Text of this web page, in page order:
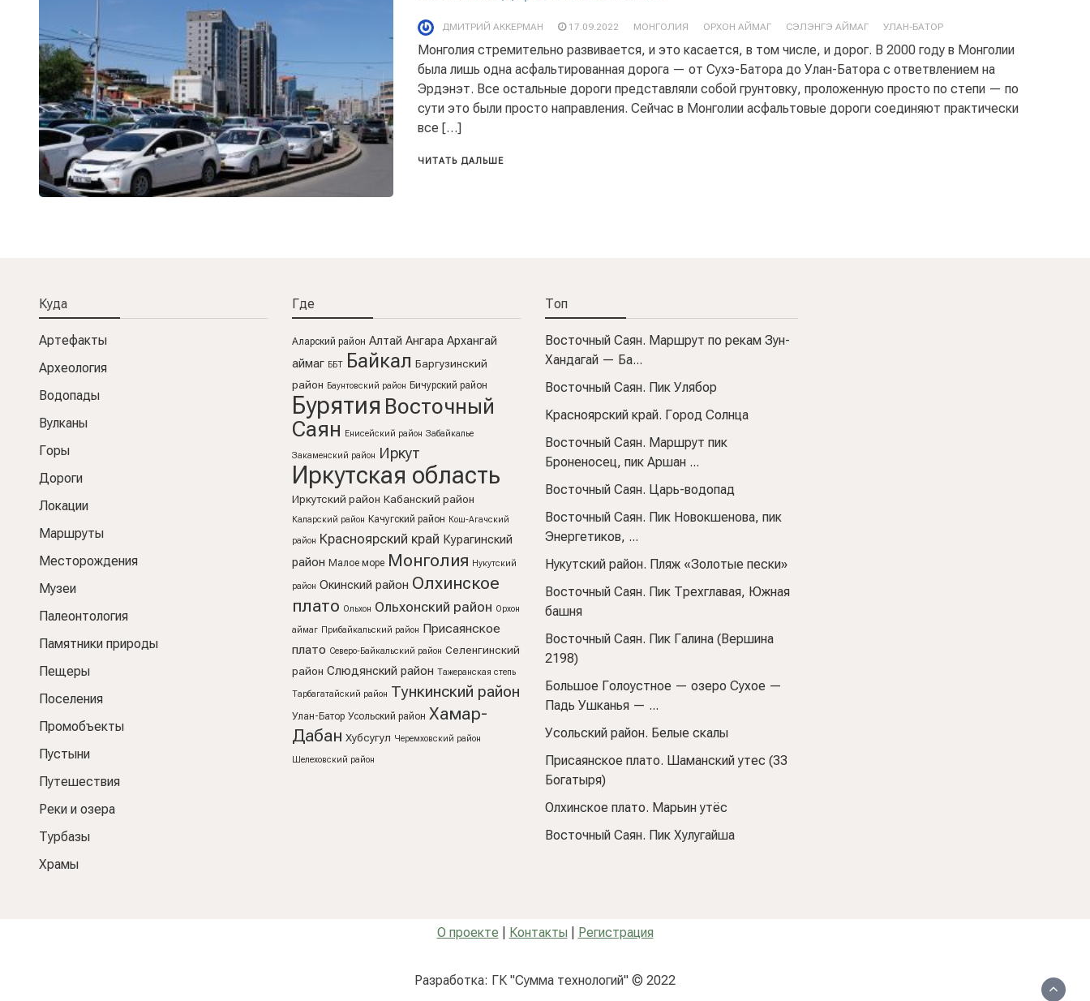
ДМИТРИЙ АККЕРМАН 17.09.2022 МОНГОЛИЯ ОРХОН АЙМАГ СЭЛЭНГЭ АЙМАГ УЛАН-БАТОР
Монголия стремительно развивается, и это касается, в том числе, и дорог. В 2000 году в Монголии
была лишь одна асфальтированная дорога — от Сухэ-Батора до Улан-Батора с ответвлением на
Эрдэнэт. Все остальные дороги представляли собой грунтовку, проложенную просто по степи — по
сути это были просто направления. Сейчас в Монголии асфальтовые дороги соединяют практически
все […]
ЧИТАТЬ ДАЛЬШЕ
Куда
Артефакты
Археология
Водопады
Вулканы
Горы
Дороги
Локации
Маршруты
Месторождения
Музеи
Палеонтология
Памятники природы
Пещеры
Поселения
Промобъекты
Пустыни
Путешествия
Реки и озера
Турбазы
Храмы
Где
Аларский район Алтай Ангара Архангай
аймаг ББТ Байкал Баргузинский
район Баунтовский район Бичурский район
Бурятия Восточный
Саян Енисейский район Забайкалье
Закаменский район Иркут
Иркутская область
Иркутский район Кабанский район
Каларский район Качугский район Кош-Агачский
район Красноярский край Курагинский
район Малое море Монголия Нукутский
район Окинский район Олхинское
плато Ольхон Ольхонский район Орхон
аймаг Прибайкальский район Присаянское
плато Северо-Байкальский район Селенгинский
район Слюдянский район Тажеранская степь
Тарбагатайский район Тункинский район
Улан-Батор Усольский район Хамар-
Дабан Хубсугул Черемховский район
Шелеховский район
Топ
Восточный Саян. Маршрут по рекам Зун-
Хандагай — Ба...
Восточный Саян. Пик Улябор
Красноярский край. Город Солнца
Восточный Саян. Маршрут пик
Броненосец, пик Аршан ...
Восточный Саян. Царь-водопад
Восточный Саян. Пик Новокшенова, пик
Энергетиков, ...
Нукутский район. Пляж «Золотые пески»
Восточный Саян. Пик Трехглавая, Южная
башня
Восточный Саян. Пик Галина (Вершина
2198)
Большое Голоустное — озеро Сухое —
Падь Ушканья — ...
Усольский район. Белые скалы
Присаянское плато. Шаманский утес (33
Богатыря)
Олхинское плато. Марьин утёс
Восточный Саян. Пик Хулугайша
О проекте Контакты Регистрация
Разработка: ГК "Сумма технологий" © 2022